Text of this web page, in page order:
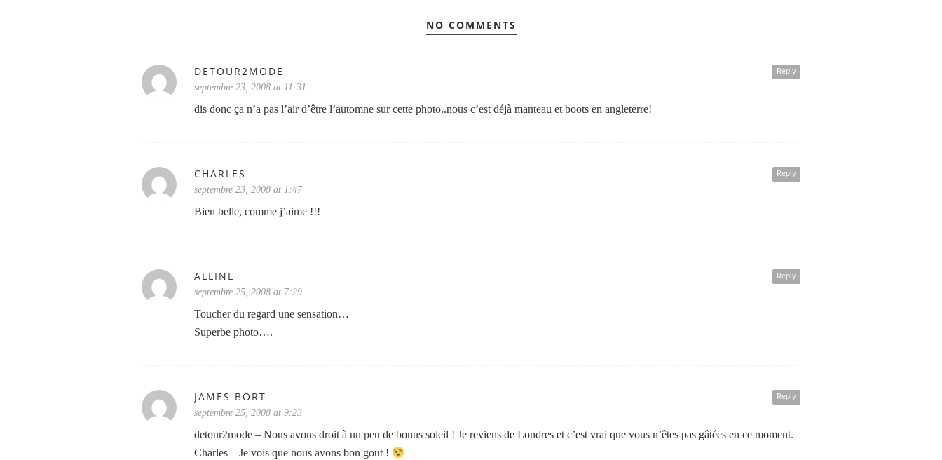
NO COMMENTS
Reply
DETOUR2MODE
septembre 23, 2008 at 11:31
dis donc ça n’a pas l’air d’être l’automne sur cette photo..nous c’est déjà manteau et boots en angleterre!
Reply
CHARLES
septembre 23, 2008 at 1:47
Bien belle, comme j’aime !!!
Reply
ALLINE
septembre 25, 2008 at 7:29
Toucher du regard une sensation…
Superbe photo….
Reply
JAMES BORT
septembre 25, 2008 at 9:23
detour2mode – Nous avons droit à un peu de bonus soleil ! Je reviens de Londres et c’est vrai que vous n’êtes pas gâtées en ce moment.
Charles – Je vois que nous avons bon gout !